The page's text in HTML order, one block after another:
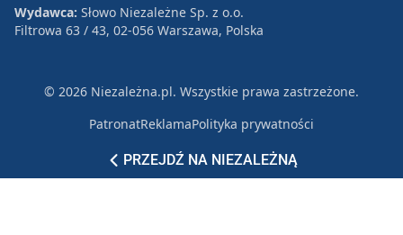
PRZEJDŹ NA NIEZALEŻNĄ
Wydawca: Słowo Niezależne Sp. z o.o.
Filtrowa 63 / 43, 02-056 Warszawa, Polska
© 2026 Niezależna.pl. Wszystkie prawa zastrzeżone.
PatronatReklamaPolityka prywatności